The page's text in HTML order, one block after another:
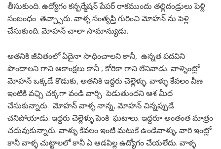
తీసుకుంది. ఉద్యోగం కన్ఫర్మేషన్ పేపర్ రాకముందు తల్లిదండ్రులు పెళ్లి
సంబంధం తెచ్చ్చారు. వాళ్ళ సంతృప్తి గురించి మోహన్ ను పెళ్లి
చేసుకుంది. మోహన్ చాలా సామాన్యుడు.
అతనికి జీవితంలో ఏదైనా సాధించాలని కానీ, ఉన్నత పదవిని
పొందాలని గాని ఆకాంక్షలు కానీ , కోరికా గాని లేనివాడు. వాళ్ళింట్లో
మోహన్ ఒక్కడే కొడుకు, అతనికి ఇద్దరు చెల్లెళ్ళు. వాళ్ళు కేవలం వీణ
ఇంటికి వఛ్చి చక్కగా వండి వార్చి పెడుతుందని ఆశ మీద
చేసుకున్నారు. మోహన్ వాళ్ళ నాన్న, మోహన్ చిన్నప్పుడే
చనిపోయాడు. ఇద్దరు చెల్లెళ్ళు పెంకి ఘటాలు. ఇద్దరూ అంతంత మాత్రం
చదువుకున్నారు. వాళ్ళు కేవలం ఇంటి మటుకే ఉండేవాళ్ళు. వారి ఇంట్లో
కానీ వాళ్ళ చుట్టాలలో కానీ ఏ ఆడపిల్ల ఉద్యోగం చేయలేదు. వాళ్ళ